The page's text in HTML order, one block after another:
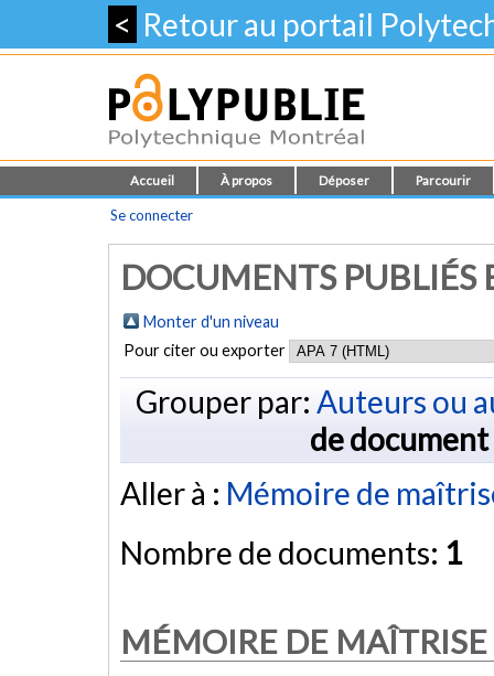
< Retour au portail
Accueil À propos Déposer Parcourir
Se connecter
DOCUMENTS PUBLIÉS
Monter d'un niveau
Pour citer ou exporter
Grouper par: Auteurs ou
de document
Aller à : Mémoire de
Nombre de documents: 1
MÉMOIRE DE MAÎTRISE